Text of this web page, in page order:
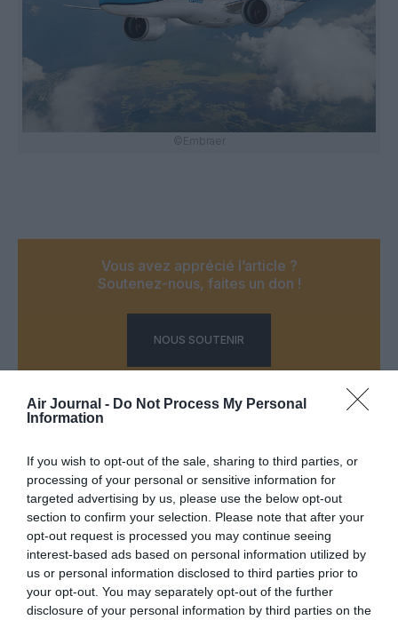
Air Journal - Do Not Process My Personal
Information
If you wish to opt-out of the sale, sharing to third parties, or
processing of your personal or sensitive information for
targeted advertising by us, please use the below opt-out
section to confirm your selection. Please note that after your
opt-out request is processed you may continue seeing
interest-based ads based on personal information utilized by
us or personal information disclosed to third parties prior to
your opt-out. You may separately opt-out of the further
disclosure of your personal information by third parties on the
©Embraer
Vous avez apprécié l’article ?
Soutenez-nous, faites un don !
NOUS SOUTENIR
FacebookTwitterPinterestLinkedInEmail Print
COMMENTAIRE(S)